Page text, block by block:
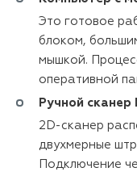
Это готовое
блоком,
мышкой.
оперативной
Ручной сканер
2D-сканер
двухмерные
Подключение